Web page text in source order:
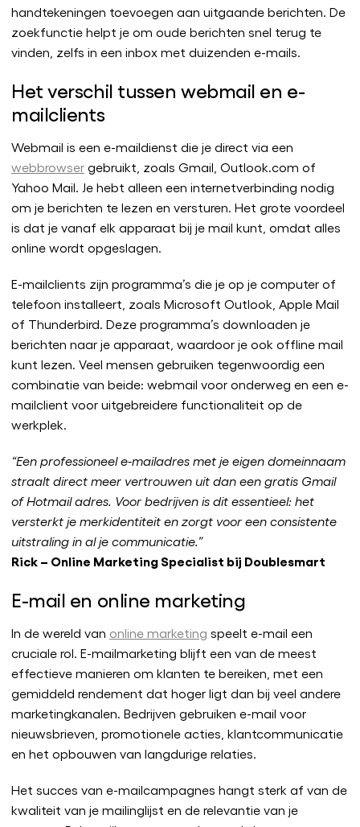
handtekeningen toevoegen aan uitgaande berichten. De
zoekfunctie helpt je om oude berichten snel terug te
vinden, zelfs in een inbox met duizenden e-mails.
Het verschil tussen webmail en e-
mailclients
Webmail is een e-maildienst die je direct via een
webbrowser gebruikt, zoals Gmail, Outlook.com of
Yahoo Mail. Je hebt alleen een internetverbinding nodig
om je berichten te lezen en versturen. Het grote voordeel
is dat je vanaf elk apparaat bij je mail kunt, omdat alles
online wordt opgeslagen.
E-mailclients zijn programma’s die je op je computer of
telefoon installeert, zoals Microsoft Outlook, Apple Mail
of Thunderbird. Deze programma’s downloaden je
berichten naar je apparaat, waardoor je ook offline mail
kunt lezen. Veel mensen gebruiken tegenwoordig een
combinatie van beide: webmail voor onderweg en een e-
mailclient voor uitgebreidere functionaliteit op de
werkplek.
“Een professioneel e-mailadres met je eigen domeinnaam
straalt direct meer vertrouwen uit dan een gratis Gmail
of Hotmail adres. Voor bedrijven is dit essentieel: het
versterkt je merkidentiteit en zorgt voor een consistente
uitstraling in al je communicatie.”
Rick – Online Marketing Specialist bij Doublesmart
E-mail en online marketing
In de wereld van online marketing speelt e-mail een
cruciale rol. E-mailmarketing blijft een van de meest
effectieve manieren om klanten te bereiken, met een
gemiddeld rendement dat hoger ligt dan bij veel andere
marketingkanalen. Bedrijven gebruiken e-mail voor
nieuwsbrieven, promotionele acties, klantcommunicatie
en het opbouwen van langdurige relaties.
Het succes van e-mailcampagnes hangt sterk af van de
kwaliteit van je mailinglijst en de relevantie van je